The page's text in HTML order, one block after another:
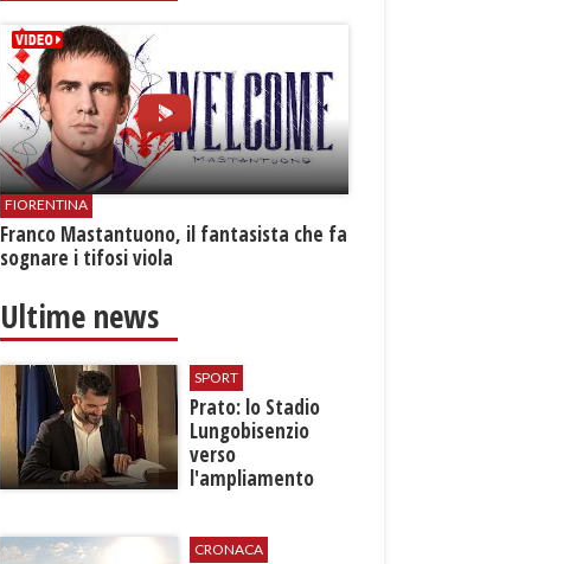
FIORENTINA
Franco Mastantuono, il fantasista che fa
sognare i tifosi viola
Ultime news
SPORT
Prato: lo Stadio
Lungobisenzio
verso
l'ampliamento
CRONACA